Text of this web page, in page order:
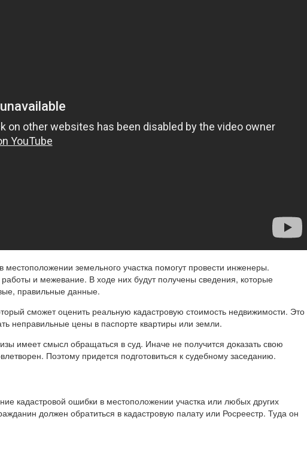
земельного участка помогут провести инженеры.
работы и межевание. В ходе них будут получены сведения, которые
правильные данные.
сможет оценить реальную кадастровую стоимость недвижимости. Это
неправильные цены в паспорте квартиры или земли.
имеет смысл обращаться в суд. Иначе не получится доказать свою
Поэтому придется подготовиться к судебному заседанию.
кадастровой ошибки в местоположении участка или любых других
должен обратиться в кадастровую палату или Росреестр. Туда он